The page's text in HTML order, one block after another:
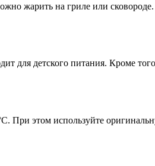
жарить на гриле или
для детского питания. Кроме
При этом используйте